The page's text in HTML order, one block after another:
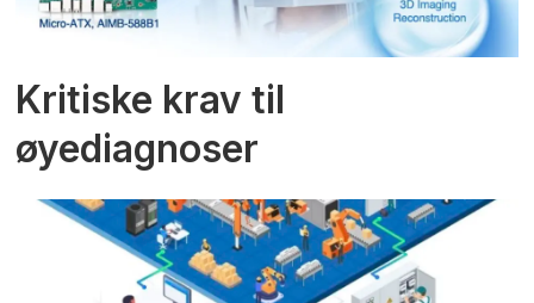
Kritiske krav til
øyediagnoser